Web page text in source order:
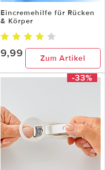
Eincremehilfe für Rücken
& Körper
9,99 Zum Artikel
-33%